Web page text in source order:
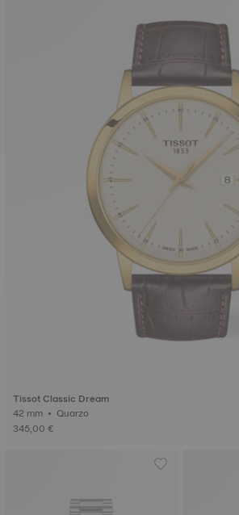
Tissot Classic Dream
42 mm • Quarzo
345,00 €